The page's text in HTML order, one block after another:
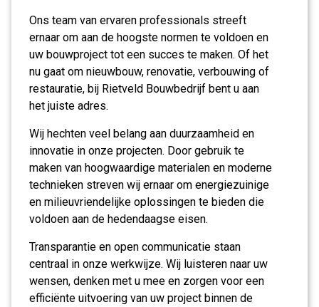
Ons team van ervaren professionals streeft
ernaar om aan de hoogste normen te voldoen en
uw bouwproject tot een succes te maken. Of het
nu gaat om nieuwbouw, renovatie, verbouwing of
restauratie, bij Rietveld Bouwbedrijf bent u aan
het juiste adres.
Wij hechten veel belang aan duurzaamheid en
innovatie in onze projecten. Door gebruik te
maken van hoogwaardige materialen en moderne
technieken streven wij ernaar om energiezuinige
en milieuvriendelijke oplossingen te bieden die
voldoen aan de hedendaagse eisen.
Transparantie en open communicatie staan
centraal in onze werkwijze. Wij luisteren naar uw
wensen, denken met u mee en zorgen voor een
efficiënte uitvoering van uw project binnen de